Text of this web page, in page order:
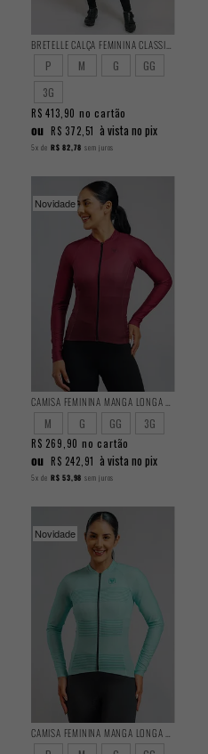
P M G
GG
3G
R$ 413,90 no cartão
ou R$ 372,51 à vista no pix
5x de R$ 82,78 sem juros
Novidade
CAMISA FEMININA MANGA LONGA BASIC ROUGE
M G GG 3G
R$ 269,90 no cartão
ou R$ 242,91 à vista no pix
5x de R$ 53,98 sem juros
Novidade